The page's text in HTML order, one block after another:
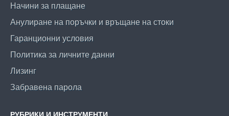
Начини за плащане
Анулиране на поръчки и връщане на стоки
Гаранционни условия
Политика за личните данни
Лизинг
Забравена парола